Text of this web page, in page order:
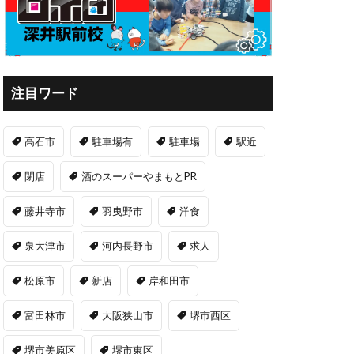
注目ワード
高石市 駐車場有 駐車場 駅近
閉店 酒のスーパーやまもとPR
藤井寺市 羽曳野市 洋食
泉大津市 河内長野市 求人
松原市 新店 岸和田市
富田林市 大阪狭山市 堺市西区
堺市美原区 堺市東区